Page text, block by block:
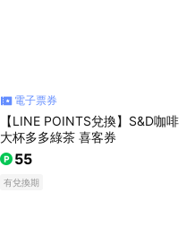
電子票券
【LINE POINTS兌換】S&D咖啡
大杯多多綠茶 喜客券
55
有兌換期